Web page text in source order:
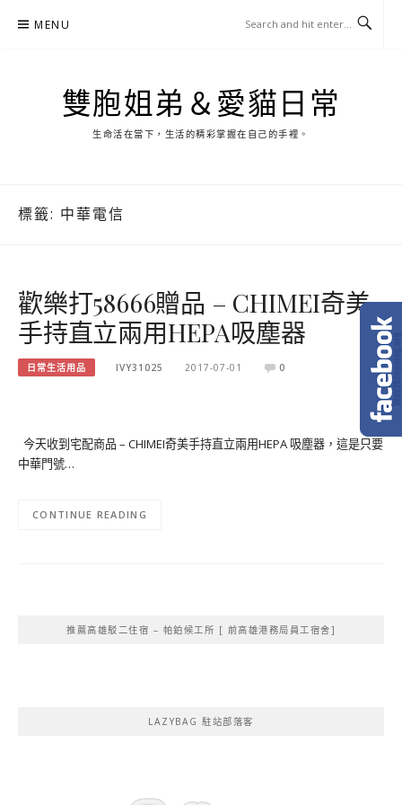
MENU
雙胞姐弟＆愛貓日常
生命活在當下，生活的精彩掌握在自己的手裡。
標籤: 中華電信
歡樂打58666贈品 – CHIMEI奇美
手持直立兩用HEPA吸塵器
日常生活用品 IVY31025 2017-07-01 0
今天收到宅配商品 – CHIMEI奇美手持直立兩用HEPA 吸塵器，這是只要
中華門號…
CONTINUE READING
推薦高雄駁二住宿 – 帕鉑候工所 [ 前高雄港務局員工宿舍]
LAZYBAG 駐站部落客